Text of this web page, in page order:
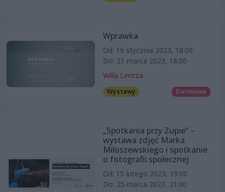
Wprawka
Od: 19 stycznia 2023, 18:00
Do: 21 marca 2023, 18:00
Willa Lentza
Wystawy Darmowe
„Spotkania przy Zupie” –
wystawa zdjęć Marka
Miłoszewskiego i spotkanie
o fotografii społecznej
Od: 15 lutego 2023, 19:00
Do: 25 marca 2023, 21:00